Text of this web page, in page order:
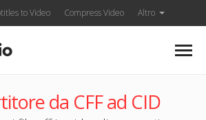
to Video Compress Video Altro
da CFF ad CID